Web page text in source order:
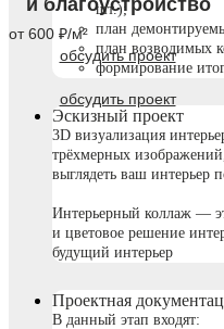
от 600 ₽/м²
обсудить проект
обсудить проект
шт.);
план
план возводимых
формирование
Эскизный проект
3D визуализация
трёхмерных
выглядеть ваш интерьер
Интерьерный коллаж —
и цветовое решение
будущий интерьер
Проектная
В данный этап входят: